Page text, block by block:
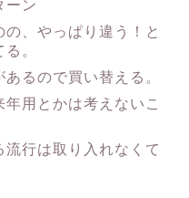
ーン
、やっぱり違う！と
。
るので買い替える。
用とかは考えないこ
行は取り入れなくて